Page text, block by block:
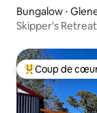
Bungalow ⋅
Skipper's
Coups de cœur
Coup de